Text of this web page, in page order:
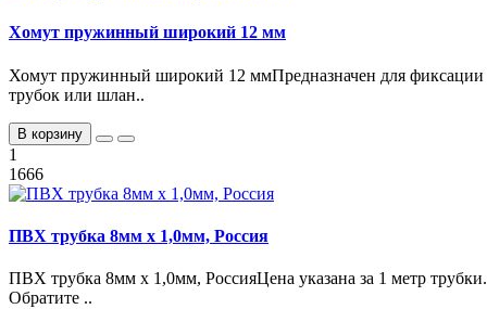
Хомут пружинный широкий 12 мм
Хомут пружинный широкий 12 ммПредназначен для фиксации
трубок или шлан..
В корзину
1
1666
ПВХ трубка 8мм х 1,0мм, Россия
ПВХ трубка 8мм х 1,0мм, РоссияЦена указана за 1 метр трубки.
Обратите ..